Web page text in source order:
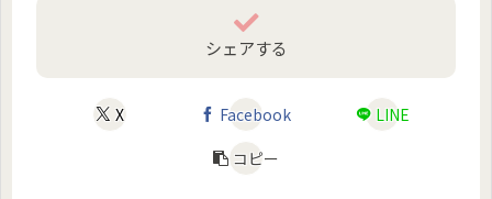
シェアする
X Facebook
LINE
コピー